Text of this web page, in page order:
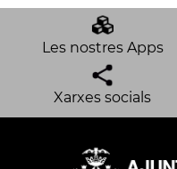
Les nostres Apps
Xarxes socials